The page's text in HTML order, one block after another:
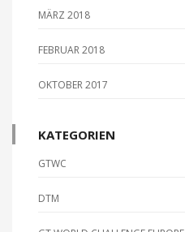
MÄRZ 2018
FEBRUAR 2018
OKTOBER 2017
KATEGORIEN
GTWC
DTM